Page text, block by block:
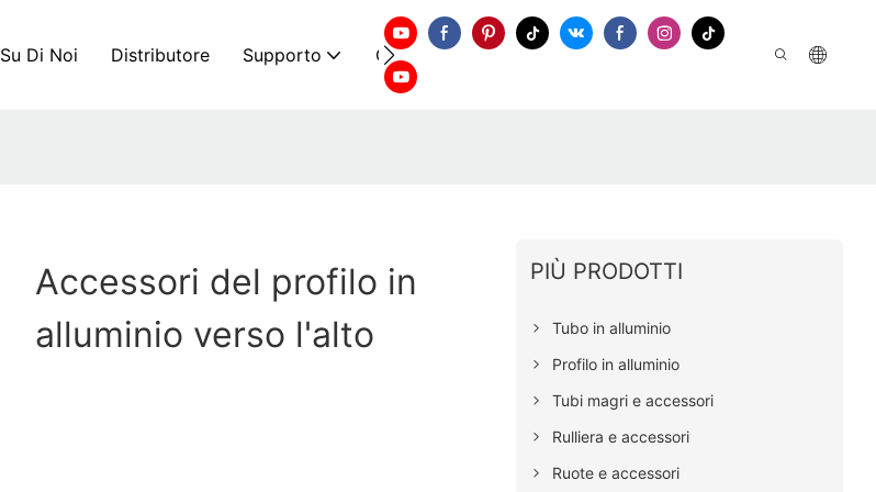
Su Di Noi Distributore Supporto Contattaci
Accessori del profilo in
alluminio verso l'alto
PIÙ PRODOTTI
Tubo in alluminio
Profilo in alluminio
Tubi magri e accessori
Rulliera e accessori
Ruote e accessori